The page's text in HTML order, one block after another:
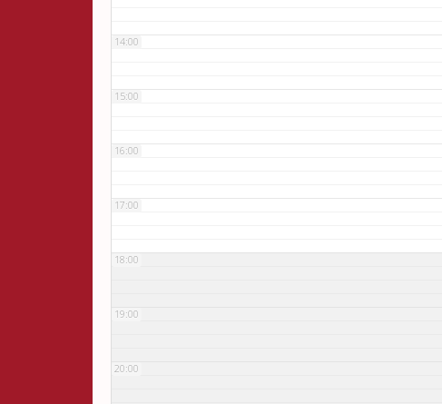
14:00
15:00
16:00
17:00
18:00
19:00
20:00